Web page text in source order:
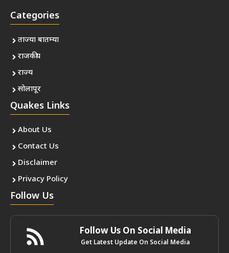
Categories
ताज्या बातम्या
राजकीय
राज्य
सोलापूर
Quakes Links
About Us
Contact Us
Disclaimer
Privacy Policy
Follow Us
Follow Us On Social Media
Get Latest Update On Social Media